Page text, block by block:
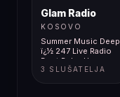
Glam Radio
KOSOVO
Summer Music Deep
ï¿½ 247 Live Radio
Best Relax Hou
3 SLUŠATELJA